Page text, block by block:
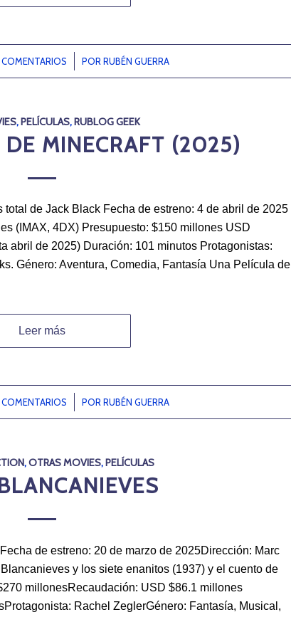
/ POR RUBÉN GUERRA
,PELÍCULAS,RUBLOG GEEK
MINECRAFT (2025)
de Jack Black Fecha de estreno: 4 de abril de 2025
(IMAX, 4DX) Presupuesto: $150 millones USD
abril de 2025) Duración: 101 minutos Protagonistas:
Género: Aventura, Comedia, Fantasía Una Película de
Leer más
/ POR RUBÉN GUERRA
,OTRAS MOVIES,PELÍCULAS
de estreno: 20 de marzo de 2025Dirección: Marc
y los siete enanitos (1937) y el cuento de
millonesRecaudación: USD $86.1 millones
Rachel ZeglerGénero: Fantasía, Musical,